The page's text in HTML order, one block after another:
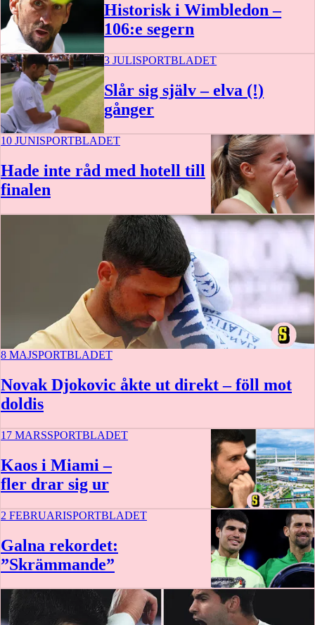
Historisk i Wimbledon –
106:e segern
3 JULISPORTBLADET
Slår sig själv – elva (!)
gånger
10 JUNISPORTBLADET
Hade inte råd med hotell till
finalen
15 min
8 MAJSPORTBLADET
Novak Djokovic åkte ut direkt – föll mot
doldis
17 MARSSPORTBLADET
Kaos i Miami –
fler drar sig ur
2 FEBRUARISPORTBLADET
Galna rekordet:
”Skrämmande”
10 min